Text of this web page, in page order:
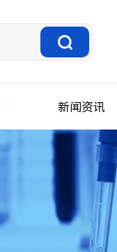
新闻资讯